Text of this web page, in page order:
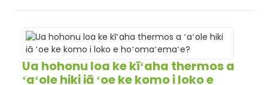
Ua hohonu loa ke kīʻaha thermos a
ʻaʻole hiki iā ʻoe ke komo i loko e